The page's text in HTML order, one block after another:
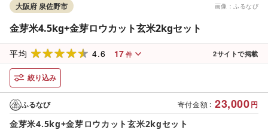
画像：ふるなび
大阪府 泉佐野市
金芽米4.5kg+金芽ロウカット玄米2kgセット
平均 4.6 17 件 2サイトで掲載
絞り込み
寄付金額 : 23,000円
ふるなび
金芽米4.5kg+金芽ロウカット玄米2kgセット